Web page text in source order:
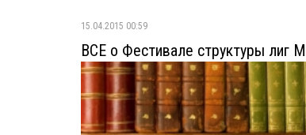
15.04.2015 00:59
ВСЕ о Фестивале структуры лиг